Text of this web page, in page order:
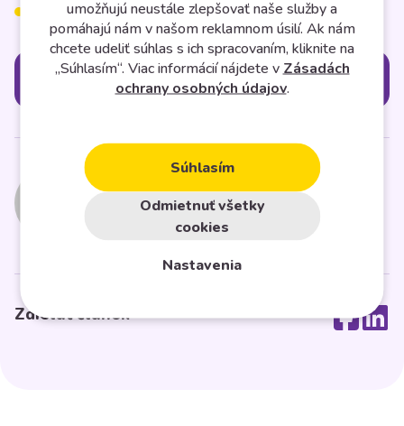
najnovšie módne trendy.
Kategórie
Midasto
Zdielať článok
umožňujú neustále zlepšovať naše služby a
pomáhajú nám v našom reklamnom úsilí. Ak nám
chcete udeliť súhlas s ich spracovaním, kliknite na
„Súhlasím“. Viac informácií nájdete v Zásadách
ochrany osobných údajov.
Súhlasím
Odmietnuť všetky
cookies
Nastavenia